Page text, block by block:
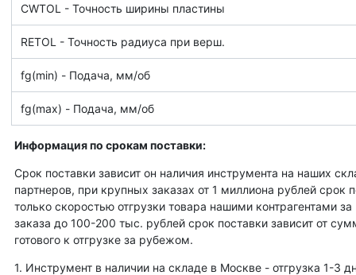
CWTOL - Точность ширины пластины
RETOL - Точность радиуса при верш.
fg(min) - Подача, мм/об
fg(max) - Подача, мм/об
Информация по срокам поставки:
Срок поставки зависит он наличия инструмента на наших
партнеров, при крупных заказах от 1 миллиона рублей срок
только скоростью отгрузки товара нашими контрагентами
заказа до 100-200 тыс. рублей срок поставки зависит от
готового к отгрузке за рубежом.
1. Инструмент в наличии на складе в Москве - отгрузка 1-3